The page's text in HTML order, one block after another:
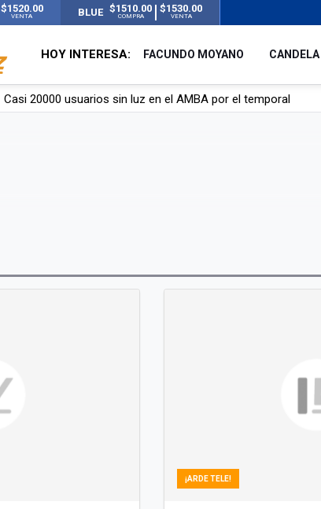
$1520.00
VENTA BLUE $1510.00
COMPRA
$1530.00
VENTA
HOY INTERESA: FACUNDO MOYANO
Casi 20000 usuarios sin luz en el AMBA por el temporal
Candela Arizaga rompió el silencio tras el incidente con
¡ARDE TELE!